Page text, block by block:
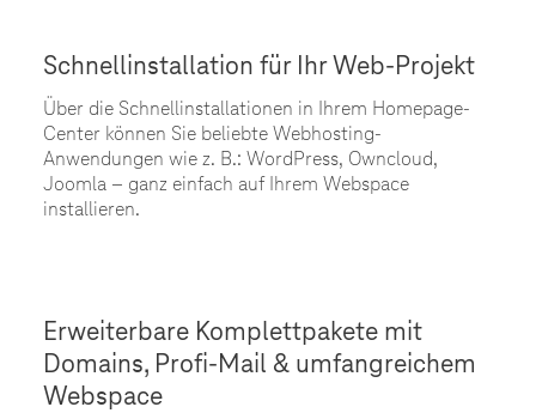
Schnellinstallation für Ihr Web-Projekt
Über die Schnellinstallationen in Ihrem Homepage-
Center können Sie beliebte Webhosting-
Anwendungen wie z. B.: WordPress, Owncloud,
Joomla – ganz einfach auf Ihrem Webspace
installieren.
Erweiterbare Komplettpakete mit
Domains, Profi-Mail & umfangreichem
Webspace